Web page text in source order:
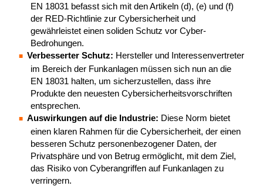
EN 18031 befasst sich mit den Artikeln (d), (e) und (f)
der RED-Richtlinie zur Cybersicherheit und
gewährleistet einen soliden Schutz vor Cyber-
Bedrohungen.
Verbesserter Schutz: Hersteller und Interessenvertreter
im Bereich der Funkanlagen müssen sich nun an die
EN 18031 halten, um sicherzustellen, dass ihre
Produkte den neuesten Cybersicherheitsvorschriften
entsprechen.
Auswirkungen auf die Industrie: Diese Norm bietet
einen klaren Rahmen für die Cybersicherheit, der einen
besseren Schutz personenbezogener Daten, der
Privatsphäre und von Betrug ermöglicht, mit dem Ziel,
das Risiko von Cyberangriffen auf Funkanlagen zu
verringern.